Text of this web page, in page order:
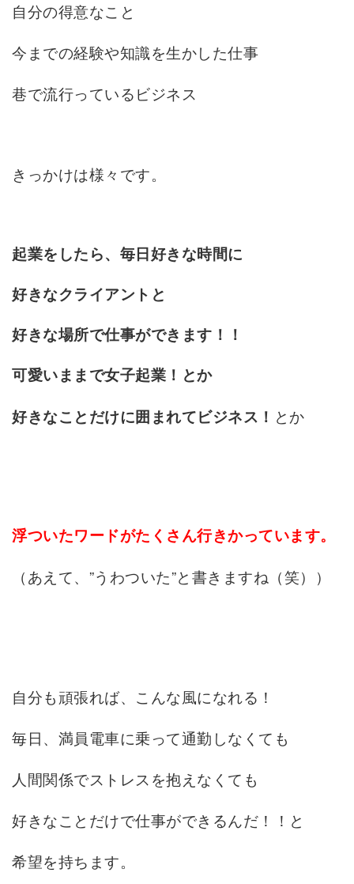
自分の得意なこと
今までの経験や知識を生かした仕事
巷で流行っているビジネス
きっかけは様々です。
起業をしたら、毎日好きな時間に
好きなクライアントと
好きな場所で仕事ができます！！
可愛いままで女子起業！とか
好きなことだけに囲まれてビジネス！ とか
浮ついたワードがたくさん行きかっています。
（あえて、”うわついた”と書きますね（笑））
自分も頑張れば、こんな風になれる！
毎日、満員電車に乗って通勤しなくても
人間関係でストレスを抱えなくても
好きなことだけで仕事ができるんだ！！と
希望を持ちます。